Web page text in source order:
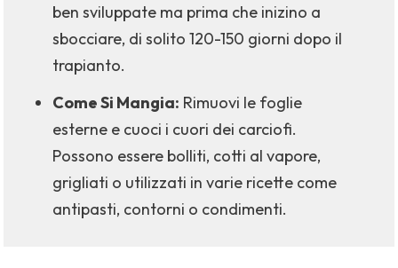
ben sviluppate ma prima che inizino a
sbocciare, di solito 120-150 giorni dopo il
trapianto.
Come Si Mangia: Rimuovi le foglie
esterne e cuoci i cuori dei carciofi.
Possono essere bolliti, cotti al vapore,
grigliati o utilizzati in varie ricette come
antipasti, contorni o condimenti.